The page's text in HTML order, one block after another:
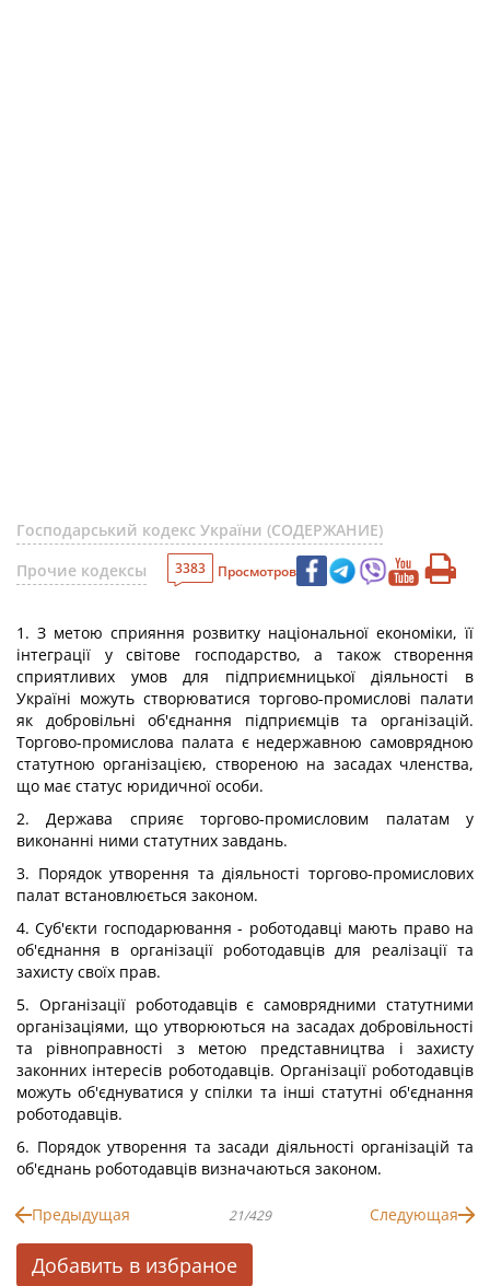
Господарський кодекс України (СОДЕРЖАНИЕ)
Прочие кодексы
3383 Просмотров
1. З метою сприяння розвитку національної економіки, її
інтеграції у світове господарство, а також створення
сприятливих умов для підприємницької діяльності в
Україні можуть створюватися торгово-промислові палати
як добровільні об'єднання підприємців та організацій.
Торгово-промислова палата є недержавною самоврядною
статутною організацією, створеною на засадах членства,
що має статус юридичної особи.
2. Держава сприяє торгово-промисловим палатам у
виконанні ними статутних завдань.
3. Порядок утворення та діяльності торгово-промислових
палат встановлюється законом.
4. Суб'єкти господарювання - роботодавці мають право на
об'єднання в організації роботодавців для реалізації та
захисту своїх прав.
5. Організації роботодавців є самоврядними статутними
організаціями, що утворюються на засадах добровільності
та рівноправності з метою представництва і захисту
законних інтересів роботодавців. Організації роботодавців
можуть об'єднуватися у спілки та інші статутні об'єднання
роботодавців.
6. Порядок утворення та засади діяльності організацій та
об'єднань роботодавців визначаються законом.
Предыдущая 21/429 Следующая
Добавить в избраное